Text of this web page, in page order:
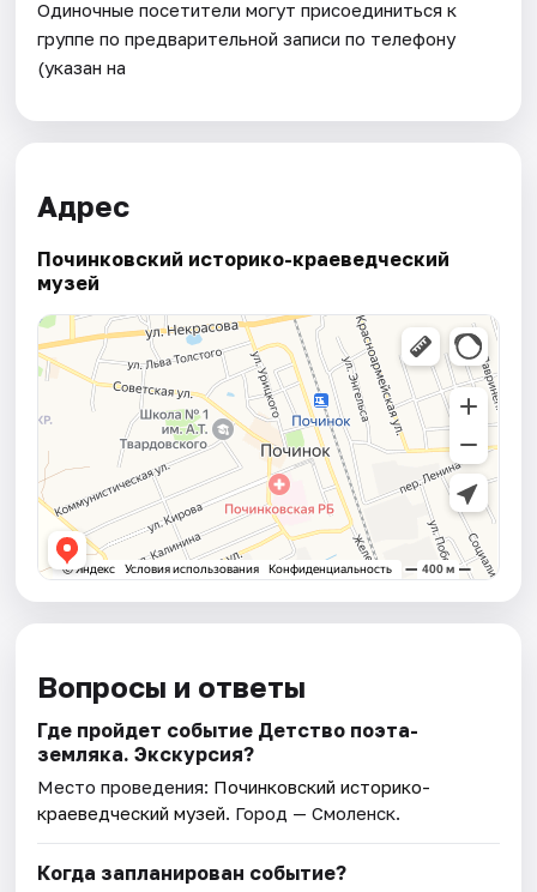
Одиночные посетители могут присоединиться к
группе по предварительной записи по телефону
(указан на
Адрес
Починковский историко-краеведческий
музей
Вопросы и ответы
Где пройдет событие Детство поэта-
земляка. Экскурсия?
Место проведения: Починковский историко-
краеведческий музей. Город — Смоленск.
Когда запланирован событие?